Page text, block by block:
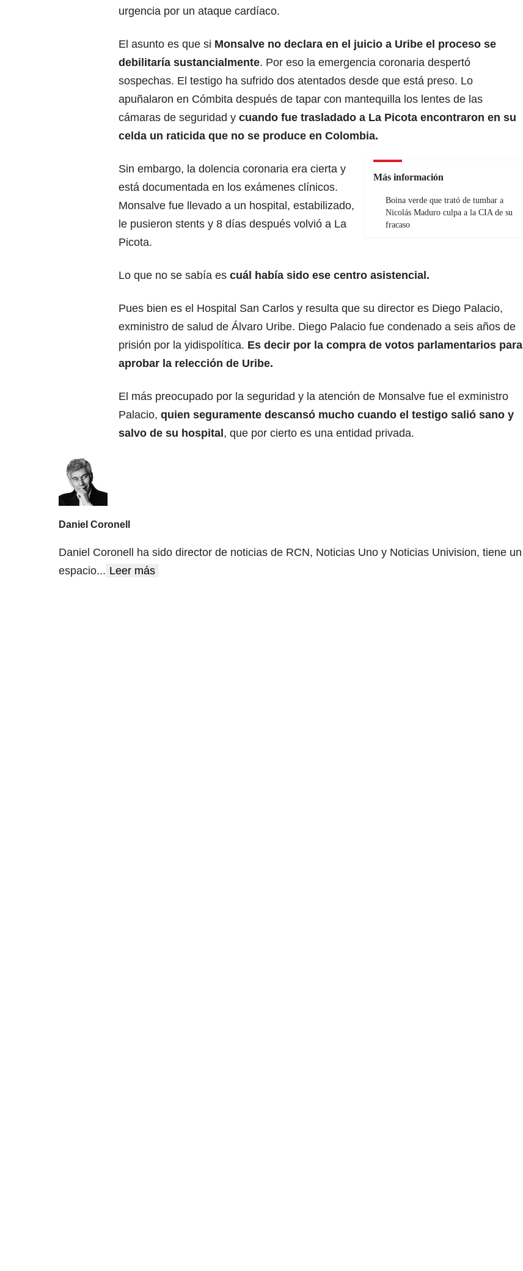
urgencia por un ataque cardíaco.
El asunto es que si Monsalve no declara en el juicio a Uribe el proceso se
debilitaría sustancialmente. Por eso la emergencia coronaria despertó
sospechas. El testigo ha sufrido dos atentados desde que está preso. Lo
apuñalaron en Cómbita después de tapar con mantequilla los lentes de las
cámaras de seguridad y cuando fue trasladado a La Picota encontraron en su
celda un raticida que no se produce en Colombia.
Más información
Boina verde que trató de tumbar a
Nicolás Maduro culpa a la CIA de su
fracaso
Sin embargo, la dolencia coronaria era cierta y
está documentada en los exámenes clínicos.
Monsalve fue llevado a un hospital, estabilizado,
le pusieron stents y 8 días después volvió a La
Picota.
Lo que no se sabía es cuál había sido ese centro asistencial.
Pues bien es el Hospital San Carlos y resulta que su director es Diego Palacio,
exministro de salud de Álvaro Uribe. Diego Palacio fue condenado a seis años de
prisión por la yidispolítica. Es decir por la compra de votos parlamentarios para
aprobar la relección de Uribe.
El más preocupado por la seguridad y la atención de Monsalve fue el exministro
Palacio, quien seguramente descansó mucho cuando el testigo salió sano y
salvo de su hospital , que por cierto es una entidad privada.
Daniel Coronell
Daniel Coronell ha sido director de noticias de RCN, Noticias Uno y Noticias Univision, tiene un
espacio... Leer más